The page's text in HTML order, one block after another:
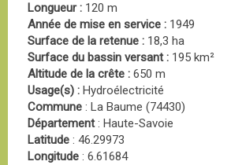
Longueur : 120 m
Année de mise en service : 1949
Surface de la retenue : 18,3 ha
Surface du bassin versant : 195 km²
Altitude de la crête : 650 m
Usage(s) : Hydroélectricité
Commune : La Baume (74430)
Département: Haute-Savoie
Latitude : 46.29973
Longitude : 6.61684